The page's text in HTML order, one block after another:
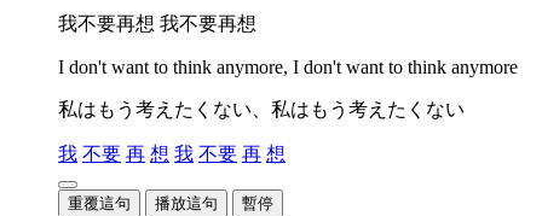
我不要再想 我不要再想
I don't want to think anymore, I don't want to think anymore
私はもう考えたくない、私はもう考えたくない
我 不要 再 想 我 不要 再 想
重覆這句 播放這句 暫停